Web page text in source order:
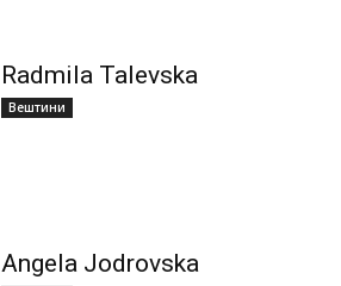
Radmila Talevska
Вештини
Angela Jodrovska